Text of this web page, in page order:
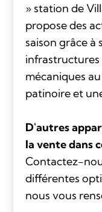
» station de
propose des
saison grâce à
infrastructures
mécaniques
patinoire et
D'autres
la vente dans
Contactez-
différentes
nous vous